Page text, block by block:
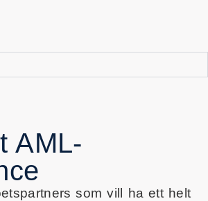
AML-
som vill ha ett helt